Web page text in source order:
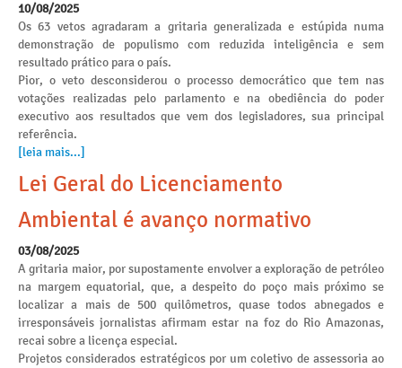
10/08/2025
Os 63 vetos agradaram a gritaria generalizada e estúpida numa
demonstração de populismo com reduzida inteligência e sem
resultado prático para o país.
Pior, o veto desconsiderou o processo democrático que tem nas
votações realizadas pelo parlamento e na obediência do poder
executivo aos resultados que vem dos legisladores, sua principal
referência.
[leia mais...]
Lei Geral do Licenciamento
Ambiental é avanço normativo
03/08/2025
A gritaria maior, por supostamente envolver a exploração de petróleo
na margem equatorial, que, a despeito do poço mais próximo se
localizar a mais de 500 quilômetros, quase todos abnegados e
irresponsáveis jornalistas afirmam estar na foz do Rio Amazonas,
recai sobre a licença especial.
Projetos considerados estratégicos por um coletivo de assessoria ao